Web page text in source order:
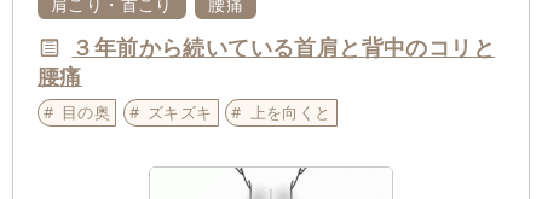
３年前から続いている首肩と背中のコリと
腰痛
目の奥 ズキズキ 上を向くと